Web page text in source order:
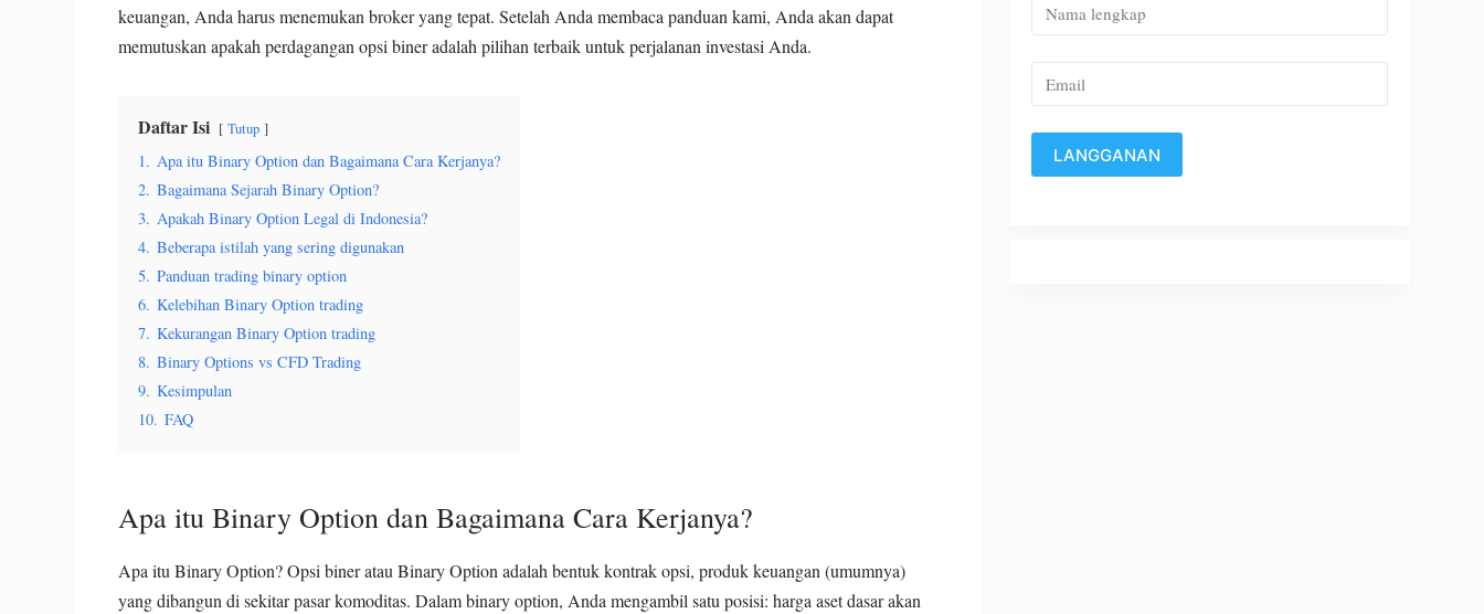
keuangan, Anda harus menemukan broker yang tepat. Setelah Anda membaca panduan kami, Anda akan dapat
memutuskan apakah perdagangan opsi biner adalah pilihan terbaik untuk perjalanan investasi Anda.
Daftar Isi Tutup
1. Apa itu Binary Option dan Bagaimana Cara Kerjanya?
2. Bagaimana Sejarah Binary Option?
3. Apakah Binary Option Legal di Indonesia?
4. Beberapa istilah yang sering digunakan
5. Panduan trading binary option
6. Kelebihan Binary Option trading
7. Kekurangan Binary Option trading
8. Binary Options vs CFD Trading
9. Kesimpulan
10. FAQ
Apa itu Binary Option dan Bagaimana Cara Kerjanya?
Apa itu Binary Option? Opsi biner atau Binary Option adalah bentuk kontrak opsi, produk keuangan (umumnya)
yang dibangun di sekitar pasar komoditas. Dalam binary option, Anda mengambil satu posisi: harga aset dasar akan